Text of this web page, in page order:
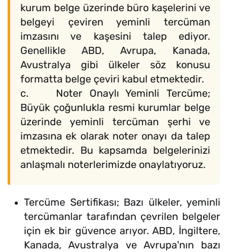
kurum belge üzerinde büro kaşelerini ve
belgeyi çeviren yeminli tercüman
imzasını ve kaşesini talep ediyor.
Genellikle ABD, Avrupa, Kanada,
Avustralya gibi ülkeler söz konusu
formatta belge çeviri kabul etmektedir.
c. Noter Onaylı Yeminli Tercüme;
Büyük çoğunlukla resmi kurumlar belge
üzerinde yeminli tercüman şerhi ve
imzasına ek olarak noter onayı da talep
etmektedir. Bu kapsamda belgelerinizi
anlaşmalı noterlerimizde onaylatıyoruz.
Tercüme Sertifikası; Bazı ülkeler, yeminli
tercümanlar tarafından çevrilen belgeler
için ek bir güvence arıyor. ABD, İngiltere,
Kanada, Avustralya ve Avrupa'nın bazı